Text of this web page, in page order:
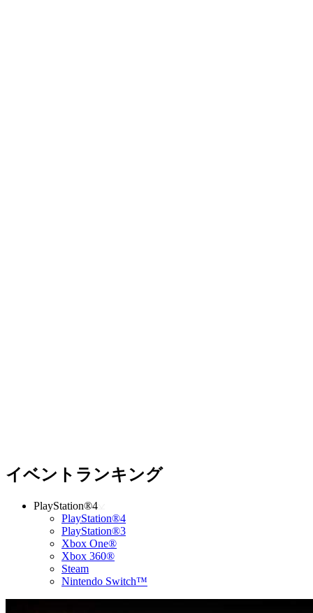
イベントランキング
PlayStation®4
PlayStation®4
PlayStation®3
Xbox One®
Xbox 360®
Steam
Nintendo Switch™